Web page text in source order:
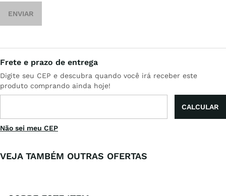
ENVIAR
Não sei meu CEP
VEJA TAMBÉM OUTRAS OFERTAS